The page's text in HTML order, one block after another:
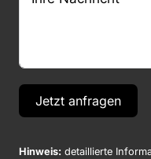
Jetzt anfragen
Hinweis: detaillierte